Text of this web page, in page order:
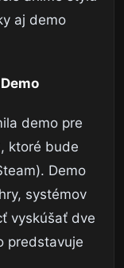
aj demo
demo pre
ktoré bude
Demo
systémov
vyskúšať dve
predstavuje